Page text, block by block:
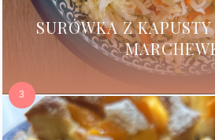
SURÓWKA Z